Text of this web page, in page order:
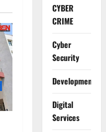
CYBER
CRIME
Cyber
Security
Development
Digital
Services